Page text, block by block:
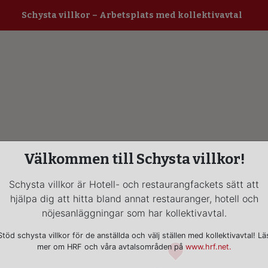
Schysta villkor – Arbetsplats med kollektivavtal
Välkommen till Schysta villkor!
Schysta villkor är Hotell- och restaurangfackets sätt att
hjälpa dig att hitta bland annat restauranger, hotell och
nöjesanläggningar som har kollektivavtal.
schysta villkor för de anställda och välj ställen med kollektivavtal!
mer om HRF och våra avtalsområden på www.hrf.net.